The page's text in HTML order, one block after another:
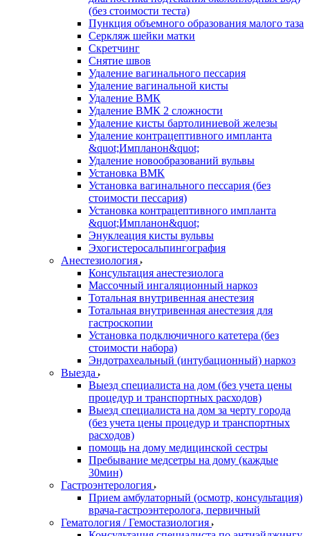
(без стоимости теста)
Пункция объемного образования малого таза
Серкляж шейки матки
Скретчинг
Снятие швов
Удаление вагинального пессария
Удаление вагинальной кисты
Удаление ВМК
Удаление ВМК 2 сложности
Удаление кисты бартолиниевой железы
Удаление контрацептивного импланта
&quot;Импланон&quot;
Удаление новообразований вульвы
Установка ВМК
Установка вагинального пессария (без
стоимости пессария)
Установка контрацептивного импланта
&quot;Импланон&quot;
Энуклеация кисты вульвы
Эхогистеросальпингография
Анестезиология
Консультация анестезиолога
Массочный ингаляционный наркоз
Тотальная внутривенная анестезия
Тотальная внутривенная анестезия для
гастроскопии
Установка подключичного катетера (без
стоимости набора)
Эндотрахеальный (интубационный) наркоз
Выезда
Выезд специалиста на дом (без учета цены
процедур и транспортных расходов)
Выезд специалиста на дом за черту города
(без учета цены процедур и транспортных
расходов)
помощь на дому медицинской сестры
Пребывание медсетры на дому (каждые
30мин)
Гастроэнтерология
Прием амбулаторный (осмотр, консультация)
врача-гастроэнтеролога, первичный
Гематология / Гемостазиология